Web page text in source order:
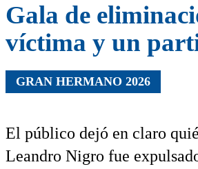
Gala de
víctima y un
GRAN HERMANO 2026
El público dejó en claro
Leandro Nigro fue